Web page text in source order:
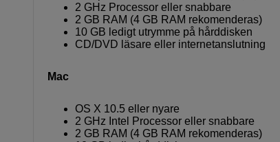
2 GHz Processor eller snabbare
2 GB RAM (4 GB RAM rekomenderas)
10 GB ledigt utrymme på hårddisken
CD/DVD läsare eller internetanslutning
Mac
OS X 10.5 eller nyare
2 GHz Intel Processor eller snabbare
2 GB RAM (4 GB RAM rekomenderas)